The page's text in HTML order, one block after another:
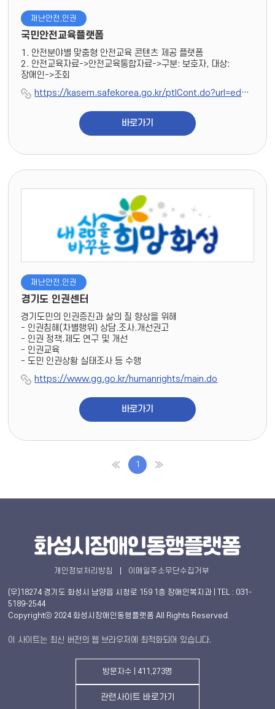
재난안전,인권
국민안전교육플랫폼
1. 안전분야별 맞춤형 안전교육 콘텐츠 제공 플랫폼
2. 안전교육자료->안전교육통합자료->구분: 보호자, 대상:
장애인->조회
https://kasem.safekorea.go.kr/ptlCont.do?url=eduDataMain
바로가기
재난안전,인권
경기도 인권센터
경기도민의 인권증진과 삶의 질 향상을 위해
- 인권침해(차별행위) 상담.조사.개선권고
- 인권 정책.제도 연구 및 개선
- 인권교육
- 도민 인권상황 실태조사 등 수행
https://www.gg.go.kr/humanrights/main.do
바로가기
1
개인정보처리방침 이메일주소무단수집거부
(우)18274 경기도 화성시 남양읍 시청로 159 1층 장애인복지과 | TEL : 031-
5189-2544
Copyrightⓒ 2024 화성시장애인동행플랫폼 All Rights Reserved.
이 사이트는 최신 버전의 웹 브라우저에 최적화되어 있습니다.
방문자수 | 411,273명
관련사이트 바로가기